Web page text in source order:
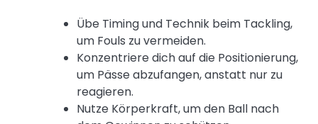
Übe Timing und Technik beim Tackling,
um Fouls zu vermeiden.
Konzentriere dich auf die Positionierung,
um Pässe abzufangen, anstatt nur zu
reagieren.
Nutze Körperkraft, um den Ball nach